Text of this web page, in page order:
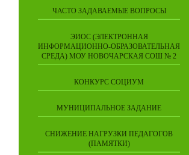
ЧАСТО ЗАДАВАЕМЫЕ ВОПРОСЫ
ЭИОС (ЭЛЕКТРОННАЯ
ИНФОРМАЦИОННО-ОБРАЗОВАТЕЛЬНАЯ
СРЕДА) МОУ НОВОЧАРСКАЯ СОШ № 2
КОНКУРС СОЦИУМ
МУНИЦИПАЛЬНОЕ ЗАДАНИЕ
СНИЖЕНИЕ НАГРУЗКИ ПЕДАГОГОВ
(ПАМЯТКИ)